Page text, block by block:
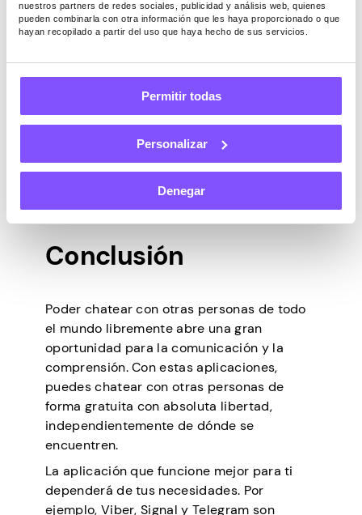
nuestros partners de redes sociales, publicidad y análisis web, quienes
pueden combinarla con otra información que les haya proporcionado o que
hayan recopilado a partir del uso que haya hecho de sus servicios.
Permitir todas
Personalizar
Denegar
Google Chat (Hangouts)
en la nube permite un chat privado e
miembros. Al igual que muchas otras
entradas de esta lista, permite compartir
imágenes, videos, emojis y pegatinas.
Puedes sincronizarlo con tu cuenta de
Google para beneficiarte de funciones
Conclusión
Poder chatear con otras personas de todo
el mundo libremente abre una gran
oportunidad para la comunicación y la
comprensión. Con estas aplicaciones,
puedes chatear con otras personas de
forma gratuita con absoluta libertad,
independientemente de dónde se
encuentren.
La aplicación que funcione mejor para ti
dependerá de tus necesidades. Por
ejemplo, Viber, Signal y Telegram son